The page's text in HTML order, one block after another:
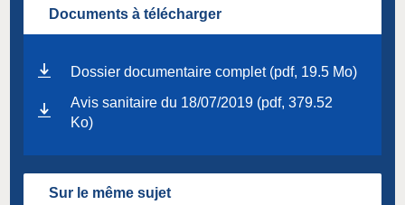
Documents à télécharger
Dossier documentaire complet (pdf, 19.5 Mo)
Avis sanitaire du 18/07/2019 (pdf, 379.52
Ko)
Sur le même sujet